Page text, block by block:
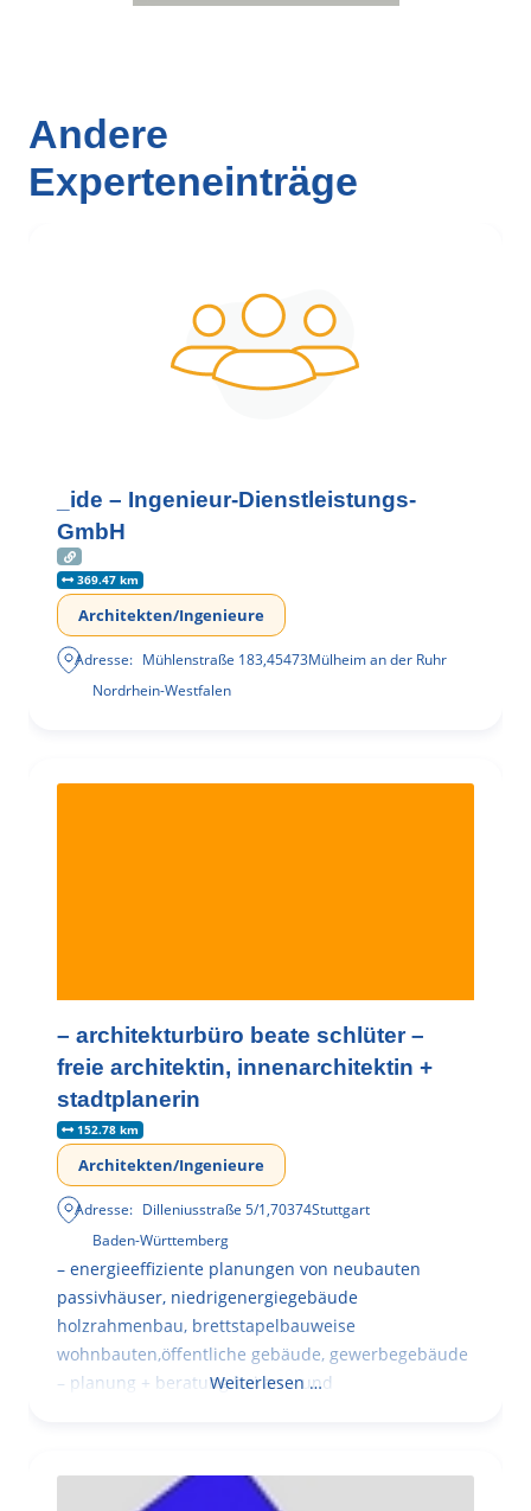
Andere
Experteneinträge
_ide – Ingenieur-Dienstleistungs-
GmbH
369.47 km
Architekten/Ingenieure
Adresse: Mühlenstraße 183,45473Mülheim an der Ruhr
Nordrhein-Westfalen
– architekturbüro beate schlüter –
freie architektin, innenarchitektin +
stadtplanerin
152.78 km
Architekten/Ingenieure
Adresse: Dilleniusstraße 5/1,70374Stuttgart
Baden-Württemberg
– energieeffiziente planungen von neubauten
passivhäuser, niedrigenergiegebäude
holzrahmenbau, brettstapelbauweise
wohnbauten,öffentliche gebäude, gewerbegebäude
– planung + beratung bei an – und
Weiterlesen …